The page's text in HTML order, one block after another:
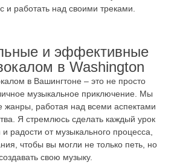
и работать над своими треками.
и эффективные
в Washington
в Вашингтоне – это не просто
музыкальное приключение. Мы
жанры, работая над всеми аспектами
Я стремлюсь сделать каждый урок
радости от музыкального процесса,
чтобы вы могли не только петь, но
свою музыку.